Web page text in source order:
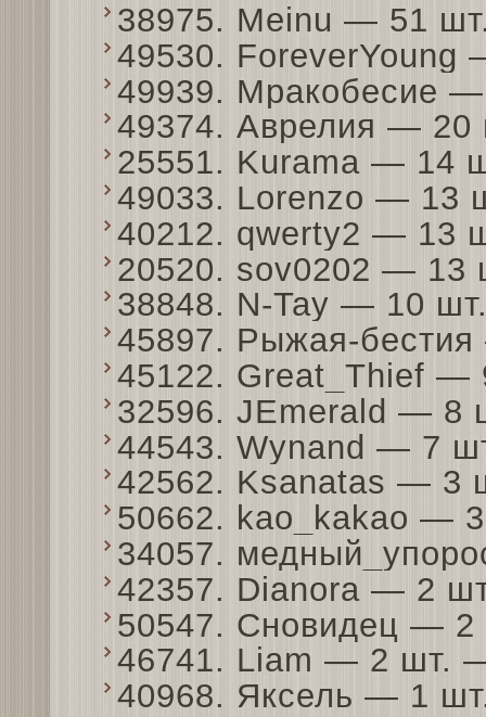
38975. Meinu — 51
49530.
49939. Мракобесие
49374. Аврелия —
25551. Kurama — 14
49033. Lorenzo — 13
40212. qwerty2 — 13
20520. sov0202 —
38848. N-Tay — 10
45897. Рыжая-
45122. Great_Thief
32596. JEmerald —
44543. Wynand — 7
42562. Ksanatas — 3
50662. kao_kakao —
34057.
42357. Dianora — 2
50547. Сновидец —
46741. Liam — 2 шт.
40968. Яксель — 1